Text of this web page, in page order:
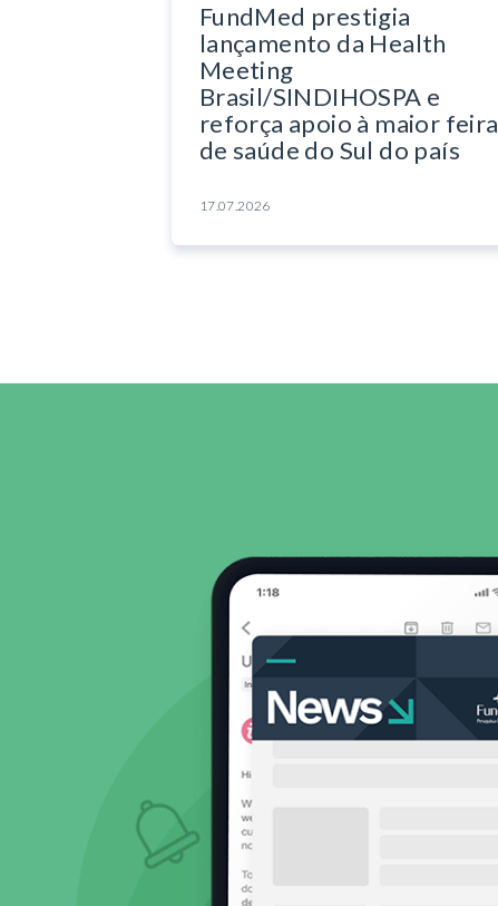
FundMed prestigia
lançamento da Health
Meeting
Brasil/SINDIHOSPA e
reforça apoio à maior feira
de saúde do Sul do país
17.07.2026